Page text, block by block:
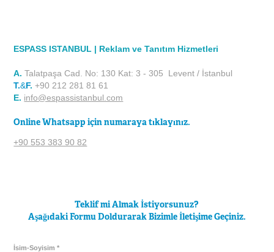
ESPASS ISTANBUL | Reklam ve Tanıtım Hizmetleri
A. Talatpaşa Cad. No: 130 Kat: 3 - 305 Levent / İstanbul
T.&F. +90 212 281 81 61
E. info@espassistanbul.com
Online Whatsapp için numaraya tıklayınız.
+90 553 383 90 82
Teklif mi Almak İstiyorsunuz?
Aşağıdaki Formu Doldurarak Bizimle İletişime Geçiniz.
İsim-Soyisim *